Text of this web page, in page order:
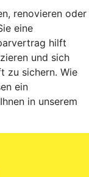
renovieren oder
eine
hilft
und sich
zu sichern. Wie
ein
in unserem